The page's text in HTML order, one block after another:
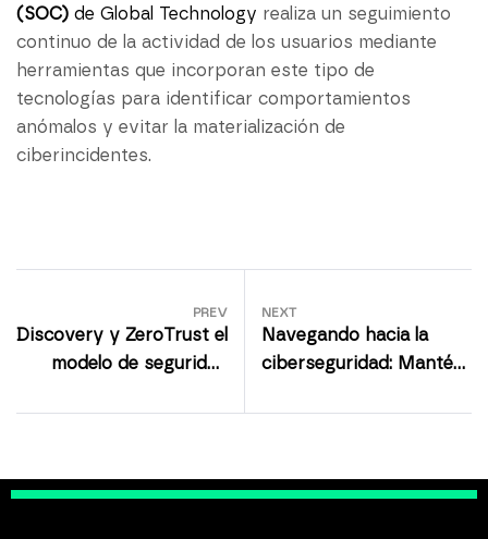
(SOC) de Global Technology realiza un seguimiento
continuo de la actividad de los usuarios mediante
herramientas que incorporan este tipo de
tecnologías para identificar comportamientos
anómalos y evitar la materialización de
ciberincidentes.
PREV
Discovery y ZeroTrust el
modelo de seguridad
NEXT
Navegando hacia la
ciberseguridad: Mantén